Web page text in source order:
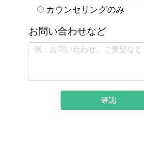
カウンセリングのみ
お問い合わせなど
確認